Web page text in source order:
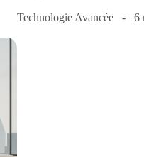
Technologie Avancée 6